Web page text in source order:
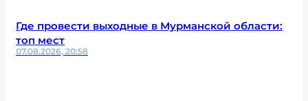
Где провести выходные в Мурманской области:
топ мест
07.08.2026, 20:58